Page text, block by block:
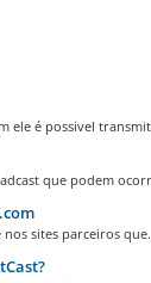
ele é possivel
que podem
sites parceiros